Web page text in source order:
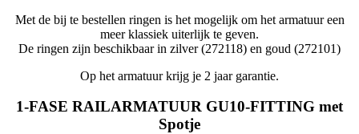
Met de bij te bestellen ringen is het mogelijk om het armatuur een
meer klassiek uiterlijk te geven.
De ringen zijn beschikbaar in zilver (272118) en goud (272101)
Op het armatuur krijg je 2 jaar garantie.
1-FASE RAILARMATUUR GU10-FITTING met
Spotje